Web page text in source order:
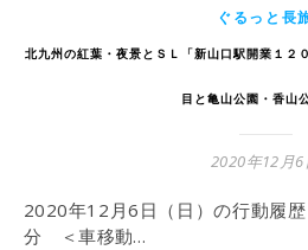
ぐるっと長
北九州の紅葉・夜景とＳＬ「新山口駅開業１２
目と亀山公園・香山
2020年12月6
2020年12月6日（日）の行動履歴 ＜徒歩＞4.3 km 2時間5
分 ＜車移動…